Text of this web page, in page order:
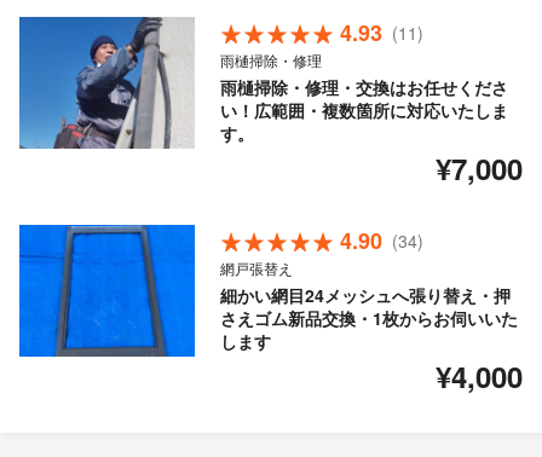
4.93 (11)
雨樋掃除・修理
雨樋掃除・修理・交換はお任せくださ
い！広範囲・複数箇所に対応いたしま
す。
¥7,000
4.90 (34)
網戸張替え
細かい網目24メッシュへ張り替え・押
さえゴム新品交換・1枚からお伺いいた
します
¥4,000